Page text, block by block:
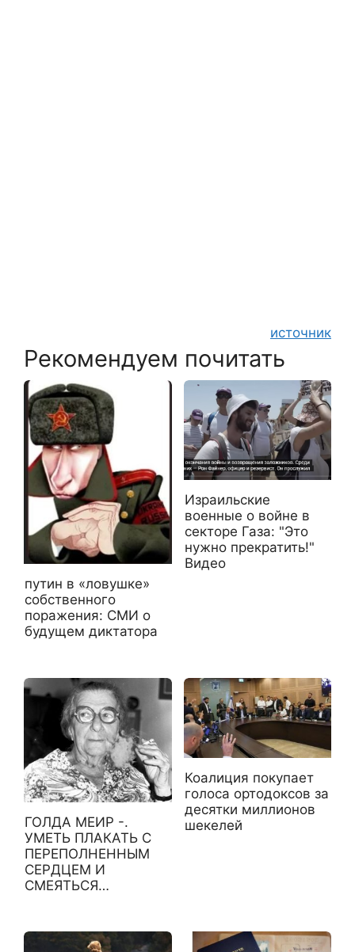
источник
Рекомендуем почитать
путин в «ловушке»
собственного
поражения: СМИ о
будущем диктатора
Израильские
военные о войне в
секторе Газа: "Это
нужно прекратить!"
Видео
ГОЛДА МЕИР -.
УМЕТЬ ПЛАКАТЬ С
ПЕРЕПОЛНЕННЫМ
СЕРДЦЕМ И
СМЕЯТЬСЯ…
Коалиция покупает
голоса ортодоксов за
десятки миллионов
шекелей